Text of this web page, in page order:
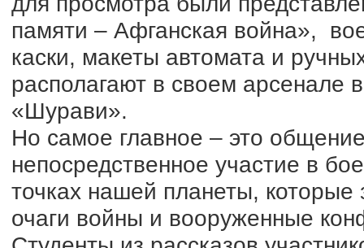
памяти – Афганская война»,
каски, макеты автомата и
располагают в своем арсенале
«Шурави».
Но самое главное – это
непосредственное участие в
точках нашей планеты,
очаги войны и вооруженные